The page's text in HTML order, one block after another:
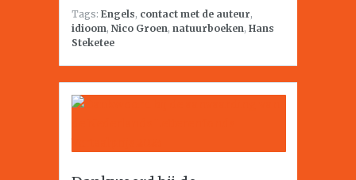
Tags: Engels, contact met de auteur,
idioom, Nico Groen, natuurboeken, Hans
Steketee